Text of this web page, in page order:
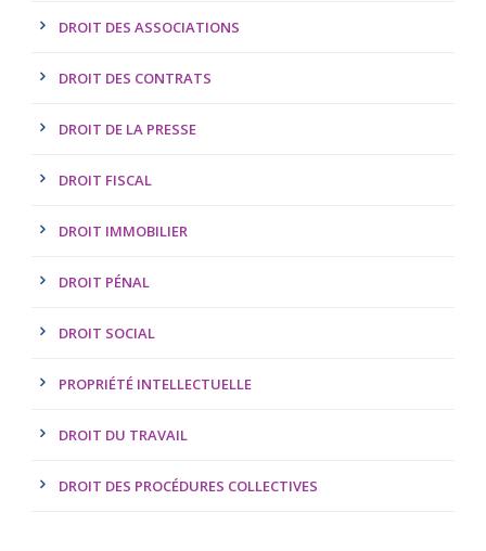
DROIT DES ASSOCIATIONS
DROIT DES CONTRATS
DROIT DE LA PRESSE
DROIT FISCAL
DROIT IMMOBILIER
DROIT PÉNAL
DROIT SOCIAL
PROPRIÉTÉ INTELLECTUELLE
DROIT DU TRAVAIL
DROIT DES PROCÉDURES COLLECTIVES